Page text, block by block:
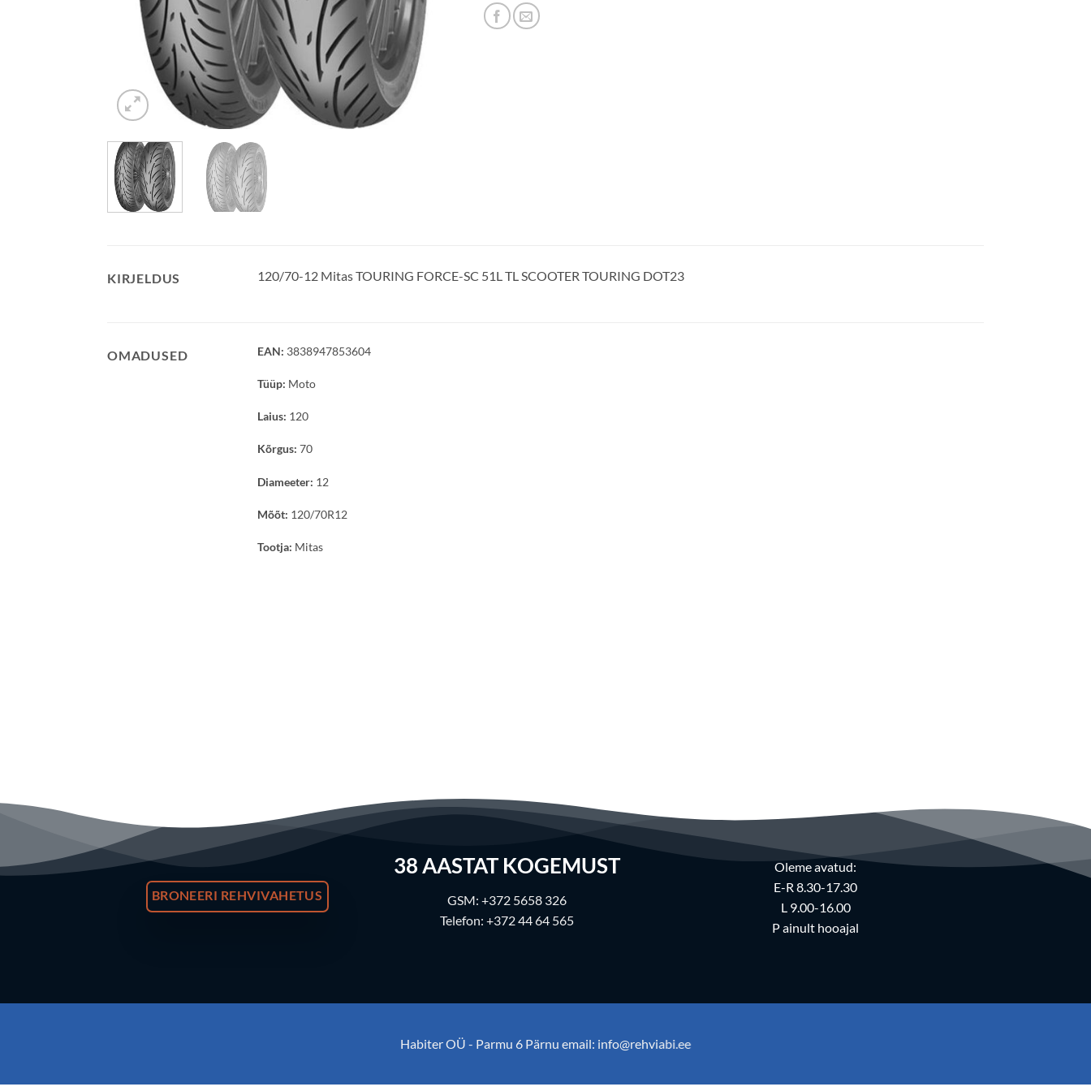
KIRJELDUS 120/70-12 Mitas TOURING FORCE-SC 51L TL SCOOTER TOURING DOT23
OMADUSED EAN: 3838947853604
Tüüp: Moto
Laius: 120
Kõrgus: 70
Diameeter: 12
Mõõt: 120/70R12
Tootja: Mitas
BRONEERI REHVIVAHETUS
38 AASTAT KOGEMUST
GSM: +372 5658 326
Telefon: +372 44 64 565
Oleme avatud:
E-R 8.30-17.30
L 9.00-16.00
P ainult hooajal
Habiter OÜ - Parmu 6 Pärnu email: info@rehviabi.ee